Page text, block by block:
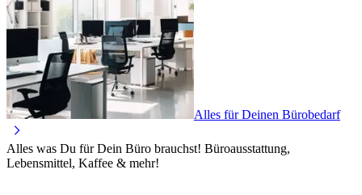
Alles für Deinen Bürobedarf
Alles was Du für Dein Büro brauchst! Büroausstattung,
Lebensmittel, Kaffee & mehr!